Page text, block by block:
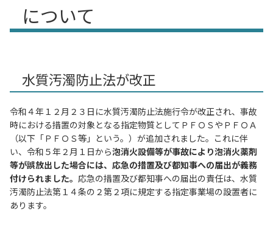
について
水質汚濁防止法が改正
令和４年１２月２３日に水質汚濁防止法施行令が改正され、事故
時における措置の対象となる指定物質としてＰＦＯＳやＰＦＯＡ
（以下「ＰＦＯＳ等」という。）が追加されました。これに伴
い、令和５年２月１日から泡消火設備等が事故により泡消火薬剤
等が誤放出した場合には、応急の措置及び都知事への届出が義務
付けられました。 応急の措置及び都知事への届出の責任は、水質
汚濁防止法第１４条の２第２項に規定する指定事業場の設置者に
あります。